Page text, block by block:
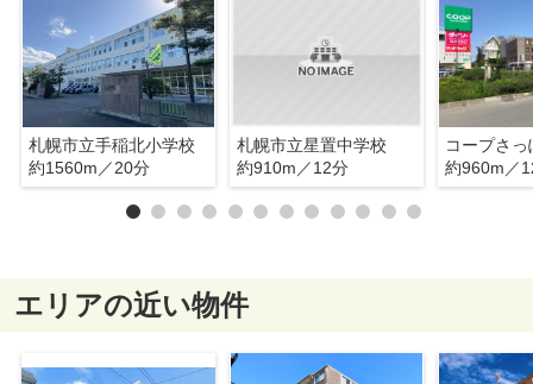
札幌市立手稲北小学校
約1560m／20分
札幌市立星置中学校
約910m／12分
コープさ
約960m／
エリアの近い物件